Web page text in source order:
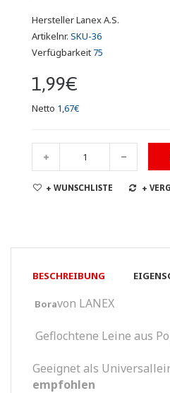
HerstellerLanex A.S.
Artikelnr. SKU-36
Verfügbarkeit 75
1,99€
Netto 1,67€
+ WUNSCHLISTE +
BESCHREIBUNG
Boravon LANEX
Geflochtene Leine aus
Geeignet als
empfohlen